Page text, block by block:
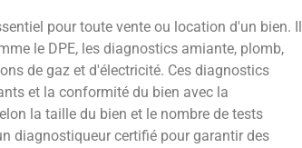
pour toute vente ou location d'un bien. Il
le DPE, les diagnostics amiante, plomb,
de gaz et d'électricité. Ces diagnostics
et la conformité du bien avec la
la taille du bien et le nombre de tests
diagnostiqueur certifié pour garantir des